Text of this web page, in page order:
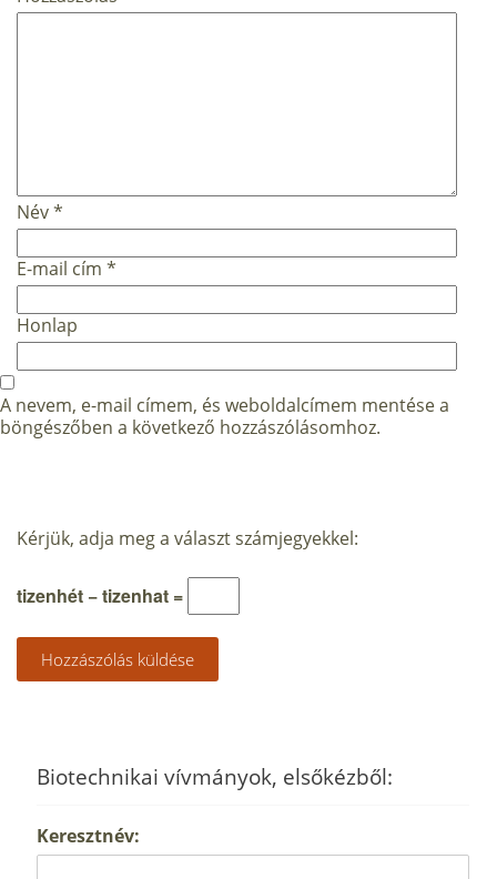
Név*
E-mail cím *
Honlap
A nevem, e-mail címem, és weboldalcímem mentése a
böngészőben a következő hozzászólásomhoz.
Kérjük, adja meg a választ számjegyekkel:
tizenhét − tizenhat =
Biotechnikai vívmányok, elsőkézből:
Keresztnév: